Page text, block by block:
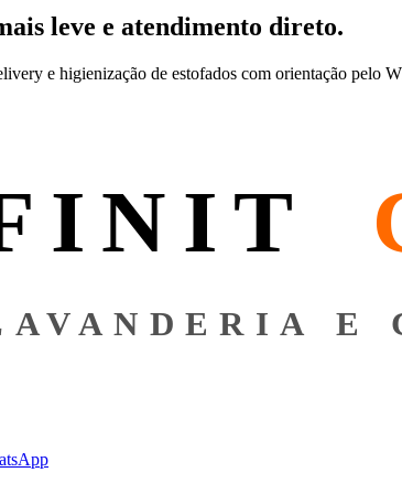
leve e atendimento direto.
e higienização de estofados com orientação pelo
E